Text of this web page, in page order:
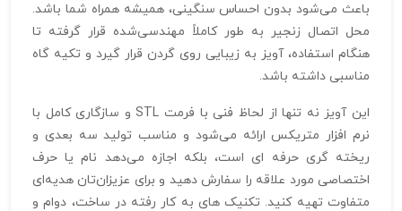
باعث می‌شود بدون احساس سنگینی، همیشه همراه شما باشد.
محل اتصال زنجیر به طور کاملاً مهندسی‌شده قرار گرفته تا
هنگام استفاده، آویز به زیبایی روی گردن قرار گیرد و تکیه‌ گاه
مناسبی داشته باشد.
این آویز نه تنها از لحاظ فنی با فرمت STL و سازگاری کامل با
نرم افزار متریکس ارائه می‌شود و مناسب تولید سه‌ بعدی و
ریخته‌ گری حرفه‌ ای است، بلکه اجازه می‌دهد نام یا حرف
اختصاصی مورد علاقه را سفارش دهید و برای عزیزان‌تان هدیه‌ای
متفاوت تهیه کنید. تکنیک‌ های به کار رفته در ساخت، دوام و